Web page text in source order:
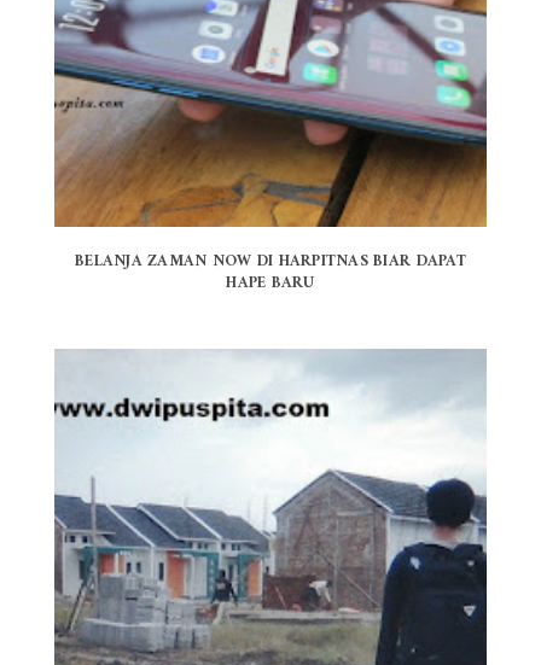
BELANJA ZAMAN NOW DI HARPITNAS BIAR DAPAT
HAPE BARU